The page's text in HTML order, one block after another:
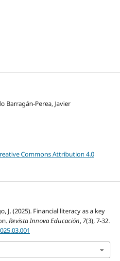
Barragán-Perea, Javier
Commons Attribution 4.0
J. (2025). Financial literacy as a key
Revista Innova Educación, 7(3), 7-32.